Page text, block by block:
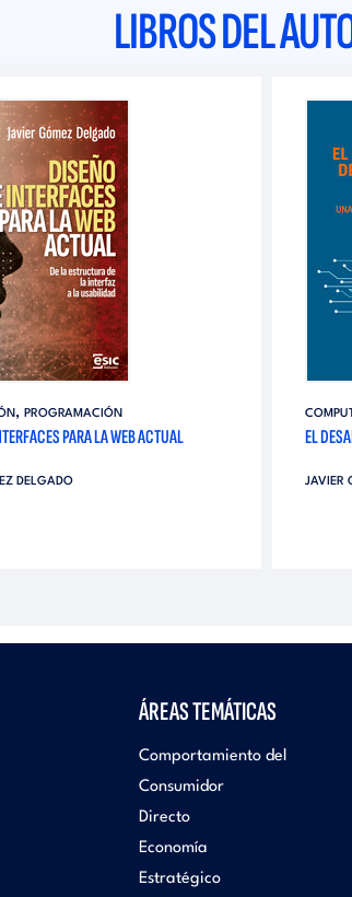
LIBROS DEL
, PROGRAMACIÓN
PARA LA WEB ACTUAL
DELGADO
EL
JAVIER
ÁREAS TEMÁTICAS
Comportamiento del
Consumidor
Directo
Economía
Estratégico